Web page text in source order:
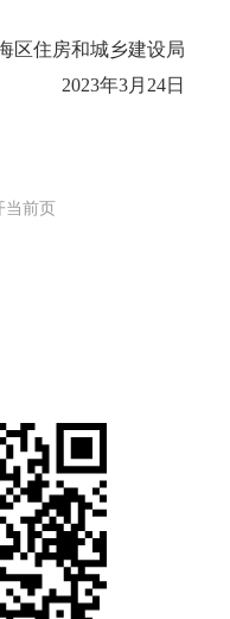
区住房和城乡建设局
2023年3月24日
前页